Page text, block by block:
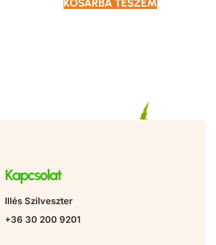
KOSÁRBA TESZEM
Kapcsolat
Illés Szilveszter
+36 30 200 9201